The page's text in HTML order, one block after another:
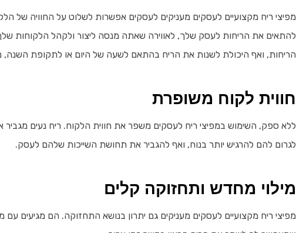
מפיצי ריח מקצועיים לעסקים מעניקים לעסקים אפשרות לשלוט על החוויה של
להתאים את הריחות לעסק שלך, לאווירה שאתה מנסה ליצור ולקהל הלקוחות
הריחות, ואף היכולת לשנות את הריח בהתאם לשעה של היום או לתקופת השנה,
חווית לקוח משופרת
ללא ספק, השימוש במפיצי ריח לעסקים משפר את חווית הלקוח. ריח נעים
לגרום להם להרגיש יותר בנוח, ואף להגביר את תחושת השייכות שלהם לעסק.
מילוי מחדש ותחזוקה קלים
מפיצי ריח מקצועיים לעסקים מעניקים גם יתרון בנושא התחזוקה. הם מגיעים עם